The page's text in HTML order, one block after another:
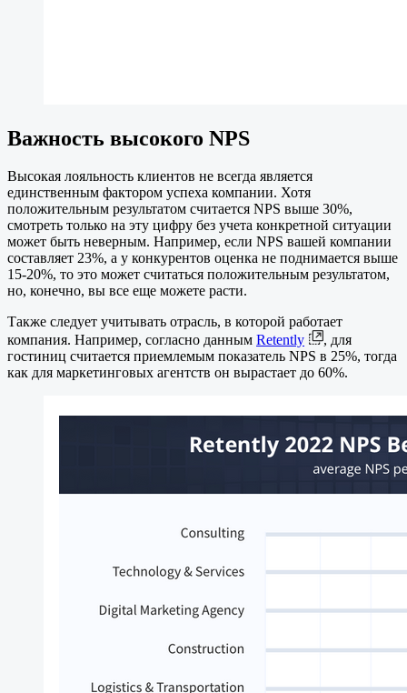
Важность высокого NPS
Высокая лояльность клиентов не всегда является
единственным фактором успеха компании. Хотя
положительным результатом считается NPS выше 30%,
смотреть только на эту цифру без учета конкретной ситуации
может быть неверным. Например, если NPS вашей компании
составляет 23%, а у конкурентов оценка не поднимается выше
15-20%, то это может считаться положительным результатом,
но, конечно, вы все еще можете расти.
Также следует учитывать отрасль, в которой работает
компания. Например, согласно данным Retently
, для
гостиниц считается приемлемым показатель NPS в 25%, тогда
как для маркетинговых агентств он вырастает до 60%.